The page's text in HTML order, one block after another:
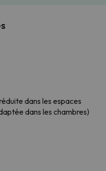
dans les espaces
dans les chambres)